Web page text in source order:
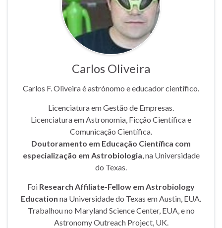
Carlos Oliveira
Carlos F. Oliveira é astrónomo e educador científico.
Licenciatura em Gestão de Empresas.
Licenciatura em Astronomia, Ficção Científica e
Comunicação Científica.
Doutoramento em Educação Científica com
especialização em Astrobiologia, na Universidade
do Texas.
Foi Research Affiliate-Fellow em Astrobiology
Education na Universidade do Texas em Austin, EUA.
Trabalhou no Maryland Science Center, EUA, e no
Astronomy Outreach Project, UK.